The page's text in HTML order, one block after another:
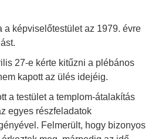
a képviselőtestület az 1979. évre
27-e kérte kitűzni a plébános
kapott az ülés idejéig.
a testület a templom-átalakítás
egyes részfeladatok
Felmerült, hogy bizonyos